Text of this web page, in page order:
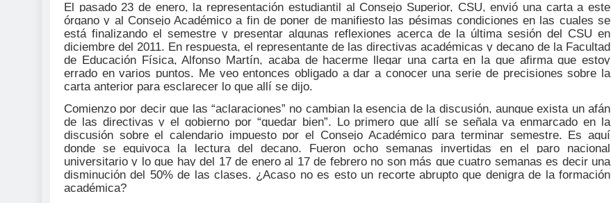
El pasado 23 de enero, la representación estudiantil al Consejo Superior, CSU, envió una carta a este
órgano y al Consejo Académico a fin de poner de manifiesto las pésimas condiciones en las cuales se
está finalizando el semestre y presentar algunas reflexiones acerca de la última sesión del CSU en
diciembre del 2011. En respuesta, el representante de las directivas académicas y decano de la Facultad
de Educación Física, Alfonso Martín, acaba de hacerme llegar una carta en la que afirma que estoy
errado en varios puntos. Me veo entonces obligado a dar a conocer una serie de precisiones sobre la
carta anterior para esclarecer lo que allí se dijo.
Comienzo por decir que las “aclaraciones” no cambian la esencia de la discusión, aunque exista un afán
de las directivas y el gobierno por “quedar bien”. Lo primero que allí se señala va enmarcado en la
discusión sobre el calendario impuesto por el Consejo Académico para terminar semestre. Es aquí
donde se equivoca la lectura del decano. Fueron ocho semanas invertidas en el paro nacional
universitario y lo que hay del 17 de enero al 17 de febrero no son más que cuatro semanas es decir una
disminución del 50% de las clases. ¿Acaso no es esto un recorte abrupto que denigra de la formación
académica?